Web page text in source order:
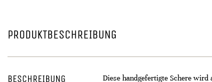
PRODUKTBESCHREIBUNG
BESCHREIBUNG
Diese handgefertigte Schere